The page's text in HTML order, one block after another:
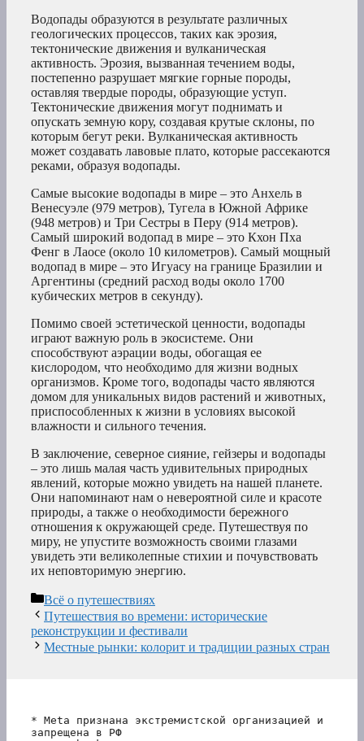
Водопады образуются в результате различных
геологических процессов, таких как эрозия,
тектонические движения и вулканическая
активность. Эрозия, вызванная течением воды,
постепенно разрушает мягкие горные породы,
оставляя твердые породы, образующие уступ.
Тектонические движения могут поднимать и
опускать земную кору, создавая крутые склоны, по
которым бегут реки. Вулканическая активность
может создавать лавовые плато, которые рассекаются
реками, образуя водопады.
Самые высокие водопады в мире – это Анхель в
Венесуэле (979 метров), Тугела в Южной Африке
(948 метров) и Три Сестры в Перу (914 метров).
Самый широкий водопад в мире – это Кхон Пха
Фенг в Лаосе (около 10 километров). Самый мощный
водопад в мире – это Игуасу на границе Бразилии и
Аргентины (средний расход воды около 1700
кубических метров в секунду).
Помимо своей эстетической ценности, водопады
играют важную роль в экосистеме. Они
способствуют аэрации воды, обогащая ее
кислородом, что необходимо для жизни водных
организмов. Кроме того, водопады часто являются
домом для уникальных видов растений и животных,
приспособленных к жизни в условиях высокой
влажности и сильного течения.
В заключение, северное сияние, гейзеры и водопады
– это лишь малая часть удивительных природных
явлений, которые можно увидеть на нашей планете.
Они напоминают нам о невероятной силе и красоте
природы, а также о необходимости бережного
отношения к окружающей среде. Путешествуя по
миру, не упустите возможность своими глазами
увидеть эти великолепные стихии и почувствовать
их неповторимую энергию.
Рубрики
Всё о путешествиях
Путешествия во времени: исторические
реконструкции и фестивали
Местные рынки: колорит и традиции разных стран
* Meta признана экстремистской организацией и
запрещена в РФ